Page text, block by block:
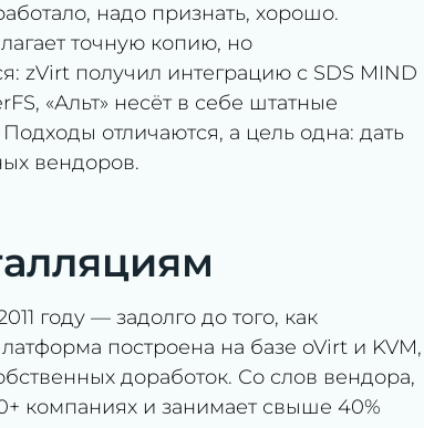
надо признать, хорошо.
точную копию, но
zVirt получил интеграцию с SDS MIND
«Альт» несёт в себе штатные
отличаются, а цель одна: дать
вендоров.
году — задолго до того, как
построена на базе oVirt и KVM,
доработок. Со слов вендора,
компаниях и занимает свыше 40%